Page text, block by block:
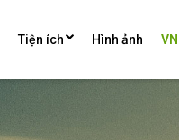
Tiện ích Hình ảnh